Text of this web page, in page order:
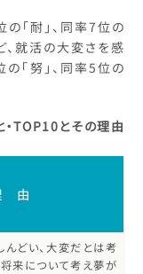
「耐」、同率7位の
ど、就活の大変さを感
「努」、同率5位の
TOP10とその理由
由
どい、大変だとは考
将来について考え夢が